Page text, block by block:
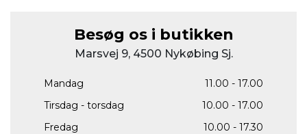
Besøg os i butikken
Marsvej 9, 4500 Nykøbing Sj.
Mandag
11.00 - 17.00
Tirsdag - torsdag
10.00 - 17.00
Fredag
10.00 - 17.30